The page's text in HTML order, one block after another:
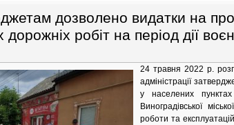
дозволено видатки на
робіт на період дії
24 травня 2022 р.
адміністрації
у населених
Виноградівської
роботи та